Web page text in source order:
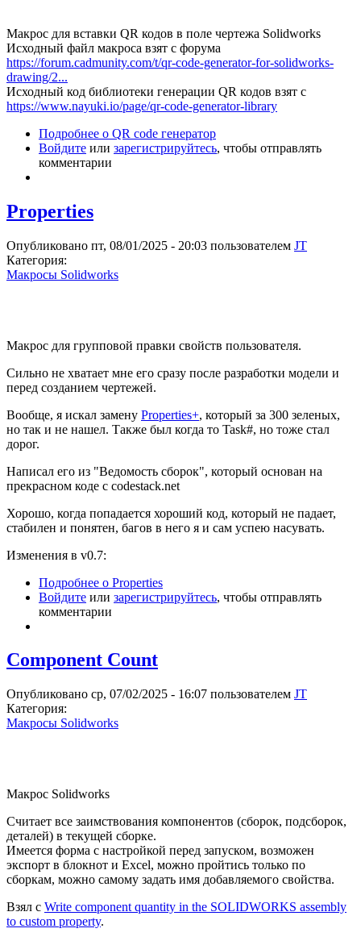
Макрос для вставки QR кодов в поле чертежа Solidworks
Исходный файл макроса взят с форума
https://forum.cadmunity.com/t/qr-code-generator-for-solidworks-
drawing/2...
Исходный код библиотеки генерации QR кодов взят с
https://www.nayuki.io/page/qr-code-generator-library
Подробнее о QR code генератор
Войдите или зарегистрируйтесь, чтобы отправлять
комментарии
Properties
Опубликовано пт, 08/01/2025 - 20:03 пользователем JT
Категория:
Макросы Solidworks
Макрос для групповой правки свойств пользователя.
Сильно не хватает мне его сразу после разработки модели и
перед созданием чертежей.
Вообще, я искал замену Properties+, который за 300 зеленых,
но так и не нашел. Также был когда то Task#, но тоже стал
дорог.
Написал его из "Ведомость сборок", который основан на
прекрасном коде с codestack.net
Хорошо, когда попадается хороший код, который не падает,
стабилен и понятен, багов в него я и сам успею насувать.
Изменения в v0.7:
Подробнее о Properties
Войдите или зарегистрируйтесь, чтобы отправлять
комментарии
Component Count
Опубликовано ср, 07/02/2025 - 16:07 пользователем JT
Категория:
Макросы Solidworks
Макрос Solidworks
Считает все заимствования компонентов (сборок, подсборок,
деталей) в текущей сборке.
Имеется форма с настройкой перед запуском, возможен
экспорт в блокнот и Excel, можно пройтись только по
сборкам, можно самому задать имя добавляемого свойства.
Взял с Write component quantity in the SOLIDWORKS assembly
to custom property.